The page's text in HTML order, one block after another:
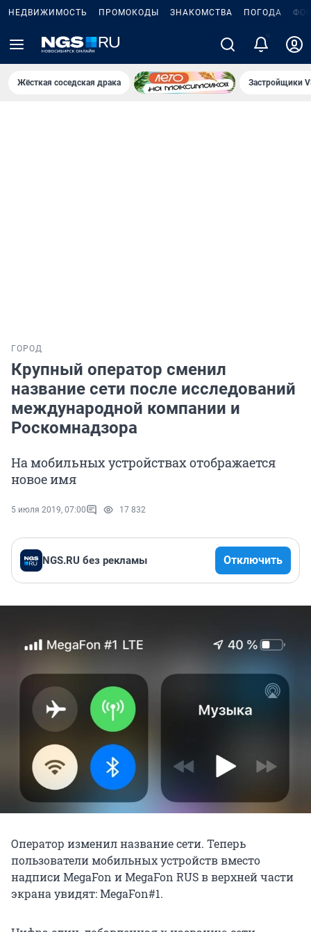
НЕДВИЖИМОСТЬ ПРОМОКОДЫ ЗНАКОМСТВА ПОГОДА
Жёсткая соседская драка Застройщики
ГОРОД
Крупный оператор сменил
название сети после исследований
международной компании и
Роскомнадзора
На мобильных устройствах отображается
новое имя
5 июля 2019, 07:00 17 832
NGS.RU без рекламы Отключить
Оператор изменил название сети. Теперь
пользователи мобильных устройств вместо
надписи MegaFon и MegaFon RUS в верхней части
экрана увидят: MegaFon#1.